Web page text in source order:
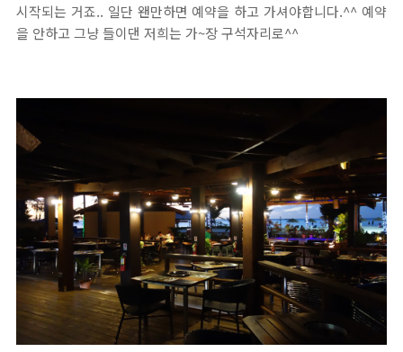
시작되는 거죠.. 일단 왠만하면 예약을 하고 가셔야합니다.^^ 예약
을 안하고 그냥 들이댄 저희는 가~장 구석자리로^^